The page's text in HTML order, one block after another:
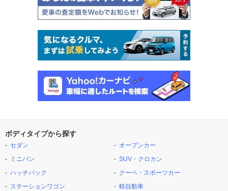
ボディタイプから探す
セダン
ミニバン
ハッチバック
ステーションワゴン
オープンカー
SUV・クロカン
クーペ・スポーツカー
軽自動車